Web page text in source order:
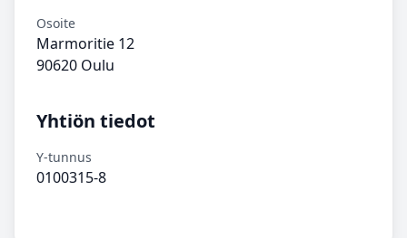
Osoite
Marmoritie 12
90620 Oulu
Yhtiön tiedot
Y-tunnus
0100315-8